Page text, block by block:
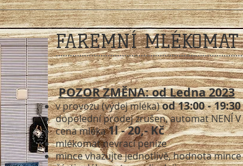
FAREMNÍ MLÉKOMAT
POZOR ZMĚNA: od Ledna2023
v provozu (výdej mléka)od 13:00 -
dopolední prodej zrušen, automat NENÍ V
cena mléka1l - 20,- Kč
mlékomat nevrací peníze
mince vhazujte jednotlivě, hodnota